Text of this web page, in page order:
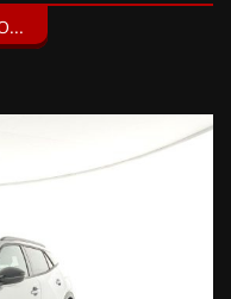
da 12 V) (20 EUR),